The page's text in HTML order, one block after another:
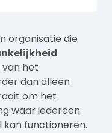
organisatie die
het
dan alleen
om het
waar iedereen
functioneren.